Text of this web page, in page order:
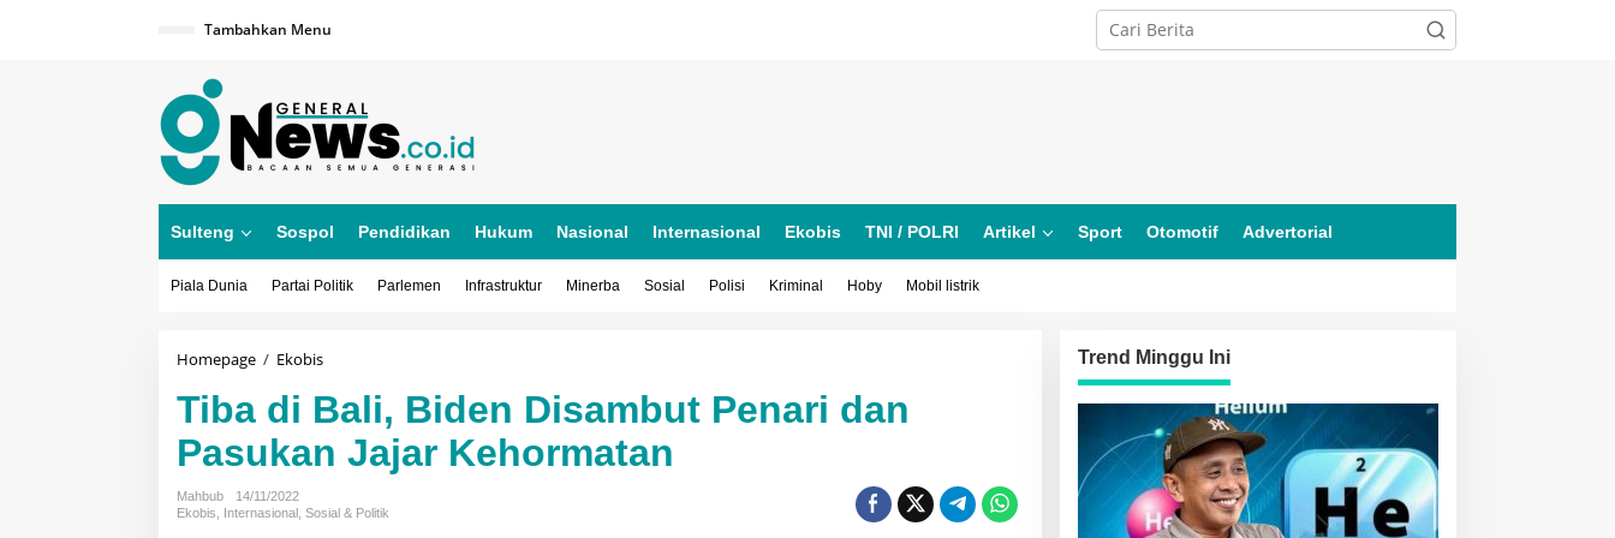
Tambahkan Menu
Sulteng Sospol Pendidikan Hukum Nasional Internasional Ekobis TNI / POLRI Artikel Sport Otomotif Advertorial
Piala Dunia Partai Politik Parlemen Infrastruktur Minerba Sosial Polisi Kriminal Hoby Mobil listrik
Homepage / EkobisTiba
Bali,
Biden
Disambut
Penari
Pasukan
Tiba di Bali, Biden Disambut Penari dan
Pasukan Jajar Kehormatan
Mahbub
14/11/2022
Ekobis
Internasional Sosial & Politik
Trend Minggu Ini